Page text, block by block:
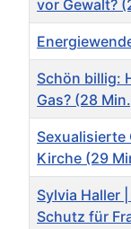
vor Gewalt?
Schön billig:
Gas? (28
Sexualisierte
Kirche (29
Sylvia Haller
Schutz für